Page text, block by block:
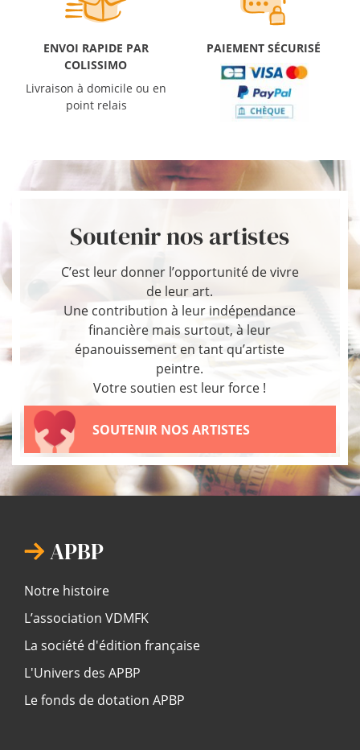
ENVOI RAPIDE PAR
COLISSIMO
Livraison à domicile ou en
point relais
PAIEMENT SÉCURISÉ
Soutenir nos artistes
C’est leur donner l’opportunité de vivre
de leur art.
Une contribution à leur indépendance
financière mais surtout, à leur
épanouissement en tant qu’artiste
peintre.
Votre soutien est leur force !
SOUTENIR NOS ARTISTES
APBP
Notre histoire
L’association VDMFK
La société d'édition française
L'Univers des APBP
Le fonds de dotation APBP